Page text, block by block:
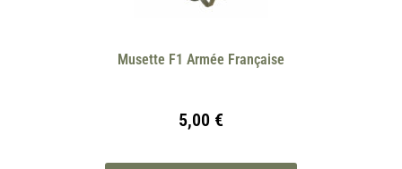
Musette F1 Armée Française
5,00 €